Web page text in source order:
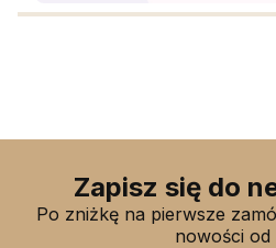
Naciśnij Enter lub spację, aby
Zapisz się do
Po zniżkę na pierwsze
nowości od